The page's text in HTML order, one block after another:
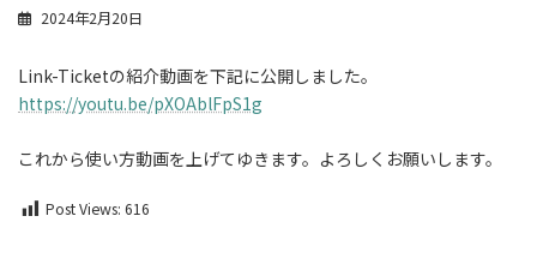
2024年2月20日
Link-Ticketの紹介動画を下記に公開しました。
https://youtu.be/pXOAblFpS1g
これから使い方動画を上げてゆきます。よろしくお願いします。
Post Views: 616